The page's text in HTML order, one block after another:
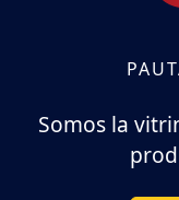
Somos la